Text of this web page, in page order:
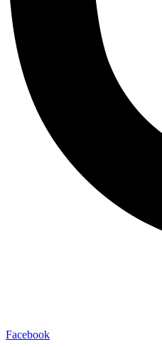
Facebook